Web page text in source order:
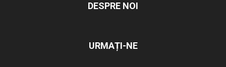
DESPRE NOI
URMAȚI-NE